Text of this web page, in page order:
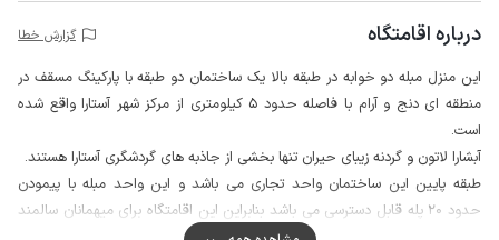
درباره اقامتگاه گزارش خطا
این منزل مبله دو خوابه در طبقه بالا یک ساختمان دو طبقه با پارکینگ مسقف در
منطقه ای دنج و آرام با فاصله حدود 5 کیلومتری از مرکز شهر آستارا واقع شده
است.
آبشارا لاتون و گردنه زیبای حیران تنها بخشی از جاذبه های گردشگری آستارا هستند.
طبقه پایین این ساختمان واحد تجاری می باشد و این واحد مبله با پیمودن
حدود 20 پله قابل دسترسی می باشد بنابراین این اقامتگاه برای میهمانان سالمند